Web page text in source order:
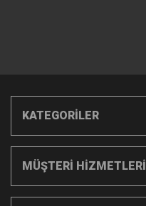
KATEGORİLER
MÜŞTERİ HİZMETLERİ